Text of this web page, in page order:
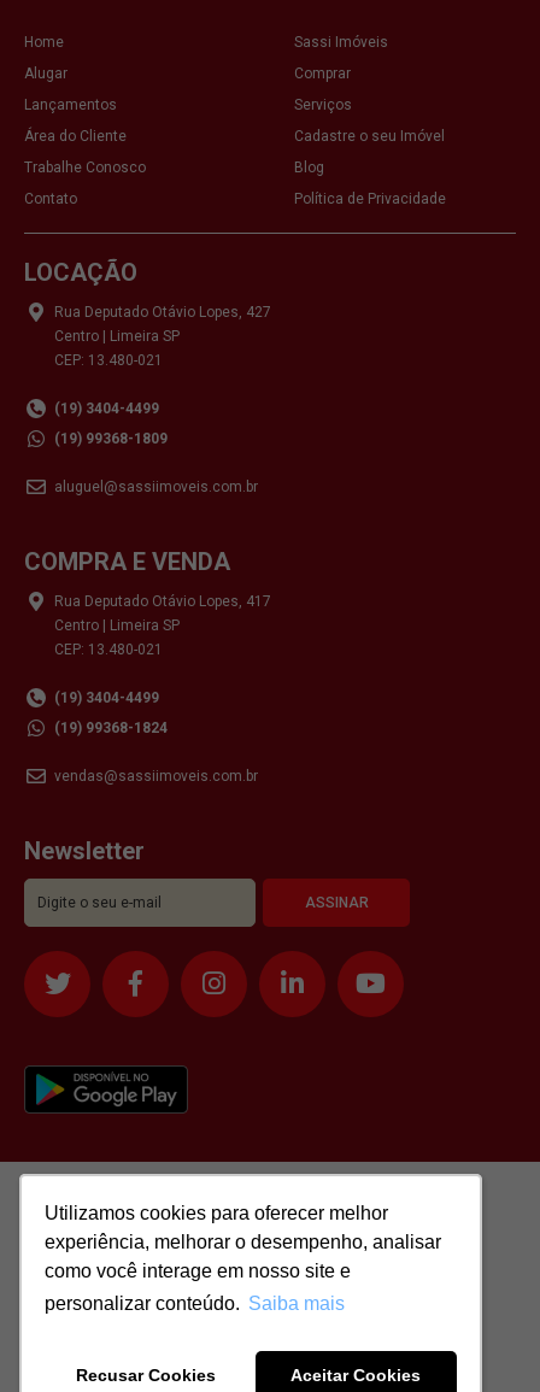
Utilizamos cookies para oferecer melhor
experiência, melhorar o desempenho, analisar
como você interage em nosso site e
personalizar conteúdo. Saiba mais
Recusar Cookies Aceitar Cookies
Utilizamos cookies para oferecer melhor
experiência, melhorar o desempenho, analisar
como você interage em nosso site e
personalizar conteúdo. Saiba mais
Recusar Cookies Aceitar Cookies
Home
Sassi Imóveis
Alugar
Comprar
Lançamentos
Serviços
Área do Cliente
Cadastre o seu Imóvel
Trabalhe Conosco
Blog
Contato
Política de Privacidade
LOCAÇÃO
Rua Deputado Otávio Lopes, 427
Centro | Limeira SP
CEP: 13.480-021
(19) 3404-4499
(19) 99368-1809
aluguel@sassiimoveis.com.br
COMPRA E VENDA
Rua Deputado Otávio Lopes, 417
Centro | Limeira SP
CEP: 13.480-021
(19) 3404-4499
(19) 99368-1824
vendas@sassiimoveis.com.br
Newsletter
51.417.293/0001-48 | CRECI: J-04970/1